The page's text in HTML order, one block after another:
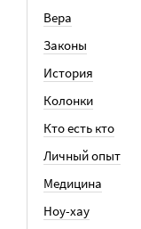
Вера
Законы
История
Колонки
Кто есть кто
Личный опыт
Медицина
Ноу-хау